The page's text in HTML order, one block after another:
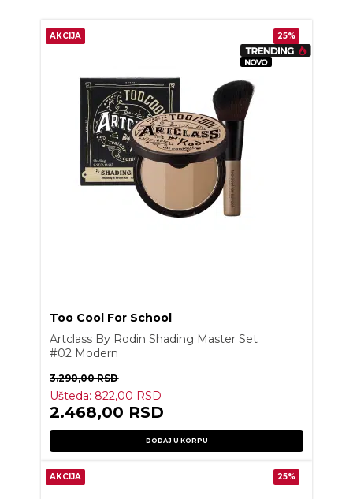
AKCIJA 25%
Too Cool For School
Artclass By Rodin Shading Master Set
#02 Modern
3.290,00RSD
Ušteda: 822,00 RSD
2.468,00 RSD
DODAJ U KORPU
AKCIJA 25%